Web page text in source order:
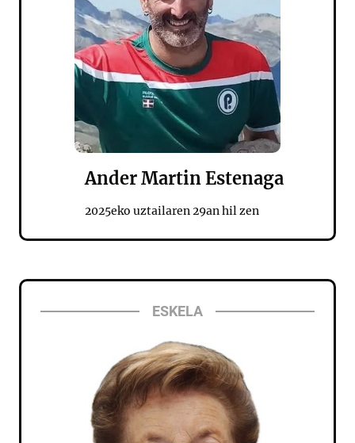
Ander Martin Estenaga
2025eko uztailaren 29an hil zen
ESKELA